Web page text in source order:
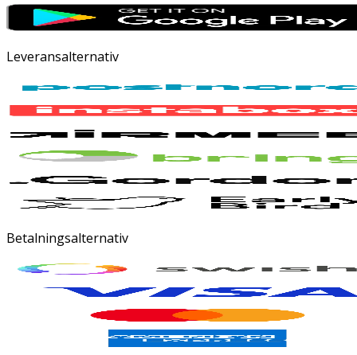
Leveransalternativ
Betalningsalternativ